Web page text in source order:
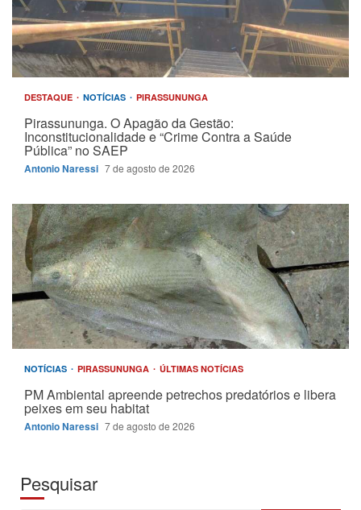
DESTAQUE NOTÍCIAS PIRASSUNUNGA
Pirassununga. O Apagão da Gestão:
Inconstitucionalidade e “Crime Contra a Saúde
Pública” no SAEP
Antonio Naressi 7 de agosto de 2026
NOTÍCIAS PIRASSUNUNGA ÚLTIMAS NOTÍCIAS
PM Ambiental apreende petrechos predatórios e libera
peixes em seu habitat
Antonio Naressi 7 de agosto de 2026
Pesquisar